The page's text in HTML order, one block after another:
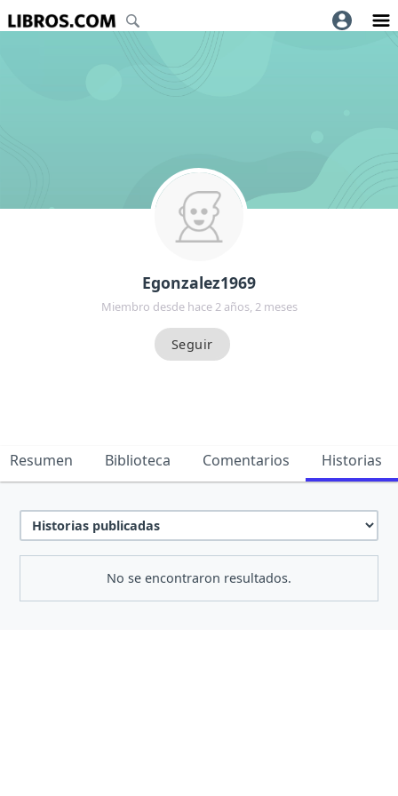
Egonzalez1969
Miembro desde hace 2 años, 2 meses
Resumen Biblioteca Comentarios Historias
No se encontraron resultados.